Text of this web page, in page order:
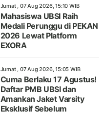
Jumat , 07 Aug 2026, 15:10 WIB
Mahasiswa UBSI Raih
Medali Perunggu di PEKAN
2026 Lewat Platform
EXORA
Jumat , 07 Aug 2026, 15:05 WIB
Cuma Berlaku 17 Agustus!
Daftar PMB UBSI dan
Amankan Jaket Varsity
Eksklusif Sebelum